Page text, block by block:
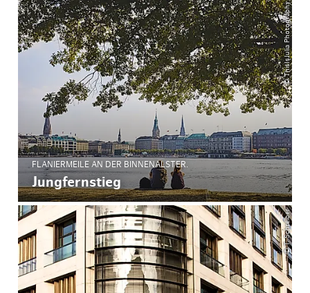
© ThisIsJulia Photography
FLANIERMEILE AN DER BINNENALSTER.
Jungfernstieg
© T. Schreiber